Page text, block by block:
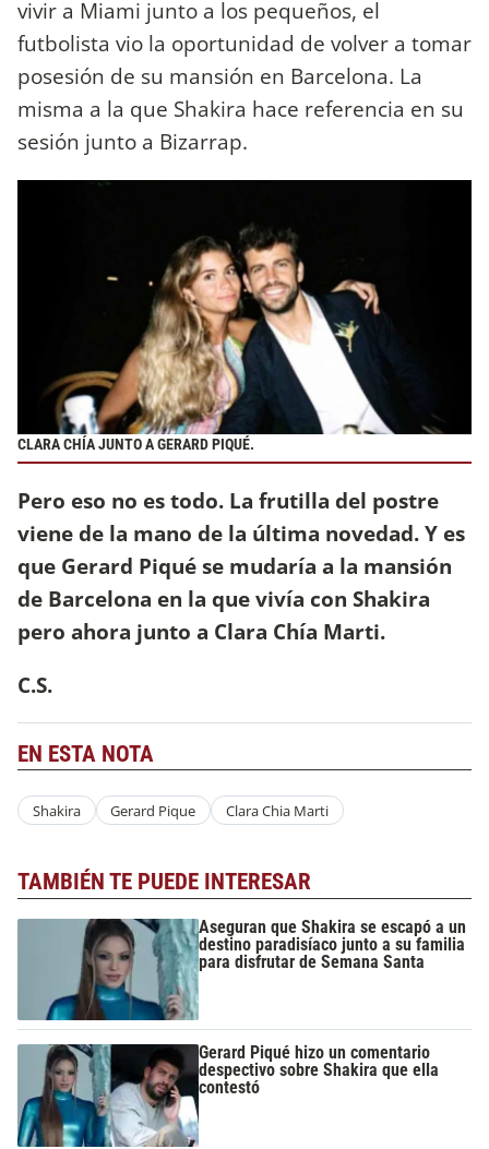
vivir a Miami junto a los pequeños, el
futbolista vio la oportunidad de volver a tomar
posesión de su mansión en Barcelona. La
misma a la que Shakira hace referencia en su
sesión junto a Bizarrap.
CLARA CHÍA JUNTO A GERARD PIQUÉ.
Pero eso no es todo. La frutilla del postre
viene de la mano de la última novedad. Y es
que Gerard Piqué se mudaría a la mansión
de Barcelona en la que vivía con Shakira
pero ahora junto a Clara Chía Marti.
C.S.
EN ESTA NOTA
Shakira Gerard Pique Clara Chia Marti
TAMBIÉN TE PUEDE INTERESAR
Aseguran que Shakira se escapó a un
destino paradisíaco junto a su familia
para disfrutar de Semana Santa
Gerard Piqué hizo un comentario
despectivo sobre Shakira que ella
contestó